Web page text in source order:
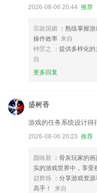
2026-08-06 20:44 推荐
宗政国媚 ：熟练掌握
操作效率 来自
钟罡之 ：提供多样化
自
更多回复
盛树香
游戏的任务系统设计得
2026-08-06 20:23 推荐
颜咏新 ：骨灰玩家的
实的游戏世界中，享受
赵辉烁 ：分享游戏资
高手！
来自